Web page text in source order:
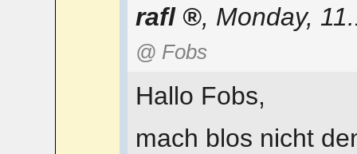
rafl , Monday,
@ Fobs
Hallo Fobs,
mach blos nicht